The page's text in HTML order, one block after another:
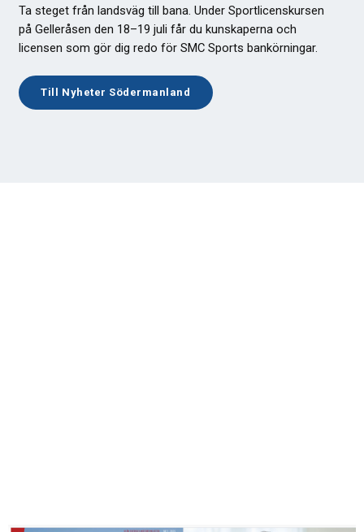
Ta steget från landsväg till bana. Under Sportlicenskursen
på Gelleråsen den 18–19 juli får du kunskaperna och
licensen som gör dig redo för SMC Sports bankörningar.
Till Nyheter Södermanland